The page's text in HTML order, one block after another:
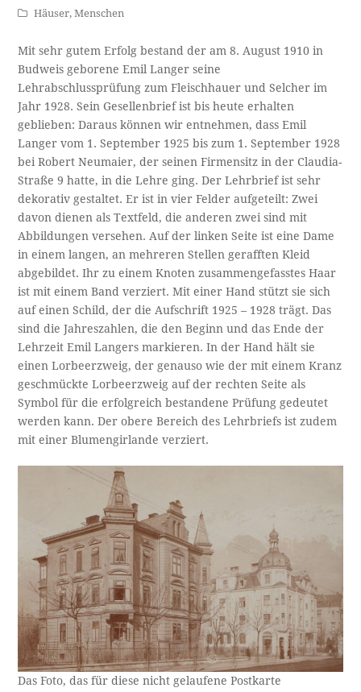
Häuser,Menschen
Mit sehr gutem Erfolg bestand der am 8. August 1910 in
Budweis geborene Emil Langer seine
Lehrabschlussprüfung zum Fleischhauer und Selcher im
Jahr 1928. Sein Gesellenbrief ist bis heute erhalten
geblieben: Daraus können wir entnehmen, dass Emil
Langer vom 1. September 1925 bis zum 1. September 1928
bei Robert Neumaier, der seinen Firmensitz in der Claudia-
Straße 9 hatte, in die Lehre ging. Der Lehrbrief ist sehr
dekorativ gestaltet. Er ist in vier Felder aufgeteilt: Zwei
davon dienen als Textfeld, die anderen zwei sind mit
Abbildungen versehen. Auf der linken Seite ist eine Dame
in einem langen, an mehreren Stellen gerafften Kleid
abgebildet. Ihr zu einem Knoten zusammengefasstes Haar
ist mit einem Band verziert. Mit einer Hand stützt sie sich
auf einen Schild, der die Aufschrift 1925 – 1928 trägt. Das
sind die Jahreszahlen, die den Beginn und das Ende der
Lehrzeit Emil Langers markieren. In der Hand hält sie
einen Lorbeerzweig, der genauso wie der mit einem Kranz
geschmückte Lorbeerzweig auf der rechten Seite als
Symbol für die erfolgreich bestandene Prüfung gedeutet
werden kann. Der obere Bereich des Lehrbriefs ist zudem
mit einer Blumengirlande verziert.
Das Foto, das für diese nicht gelaufene Postkarte